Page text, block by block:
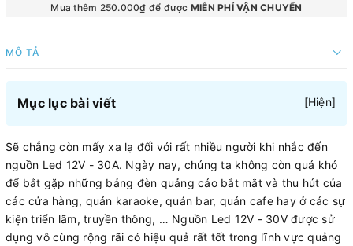
Mua thêm 250.000₫ để được MIỄN PHÍ VẬN CHUYỂN
MÔ TẢ
Mục lục bài viết [Hiện]
Sẽ chẳng còn mấy xa lạ đối với rất nhiều người khi nhắc đến
nguồn Led 12V - 30A. Ngày nay, chúng ta không còn quá khó
để bắt gặp những bảng đèn quảng cáo bắt mắt và thu hút của
các cửa hàng, quán karaoke, quán bar, quán cafe hay ở các sự
kiện triển lãm, truyền thông, … Nguồn Led 12V - 30V được sử
dụng vô cùng rộng rãi có hiệu quả rất tốt trong lĩnh vực quảng